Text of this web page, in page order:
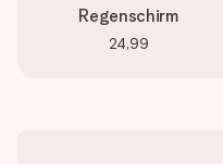
Regenschirm
24,99